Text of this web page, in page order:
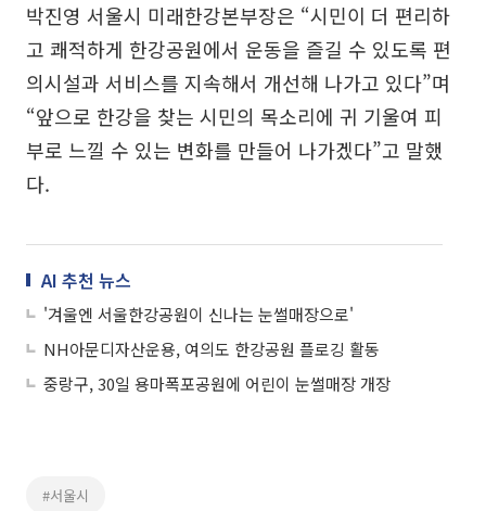
박진영 서울시 미래한강본부장은 “시민이 더 편리하
고 쾌적하게 한강공원에서 운동을 즐길 수 있도록 편
의시설과 서비스를 지속해서 개선해 나가고 있다”며
“앞으로 한강을 찾는 시민의 목소리에 귀 기울여 피
부로 느낄 수 있는 변화를 만들어 나가겠다”고 말했
다.
AI 추천 뉴스
'겨울엔 서울한강공원이 신나는 눈썰매장으로'
NH아문디자산운용, 여의도 한강공원 플로깅 활동
중랑구, 30일 용마폭포공원에 어린이 눈썰매장 개장
#서울시